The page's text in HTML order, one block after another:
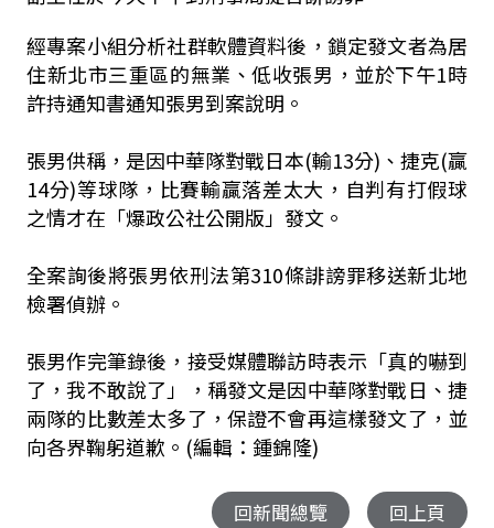
經專案小組分析社群軟體資料後，鎖定發文者為居
住新北市三重區的無業、低收張男，並於下午1時
許持通知書通知張男到案說明。
張男供稱，是因中華隊對戰日本(輸13分)、捷克(贏
14分)等球隊，比賽輸贏落差太大，自判有打假球
之情才在「爆政公社公開版」發文。
全案詢後將張男依刑法第310條誹謗罪移送新北地
檢署偵辦。
張男作完筆錄後，接受媒體聯訪時表示「真的嚇到
了，我不敢說了」，稱發文是因中華隊對戰日、捷
兩隊的比數差太多了，保證不會再這樣發文了，並
向各界鞠躬道歉。(編輯：鍾錦隆)
回新聞總覽 回上頁